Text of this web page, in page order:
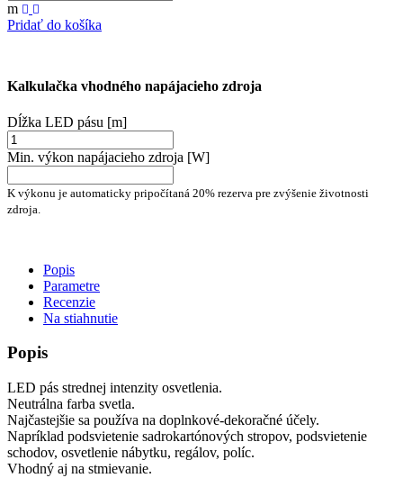
m
Pridať do košíka
Kalkulačka vhodného napájacieho zdroja
Dĺžka LED pásu [m]
Min. výkon napájacieho zdroja [W]
K výkonu je automaticky pripočítaná 20% rezerva pre zvýšenie životnosti
zdroja.
Popis
Parametre
Recenzie
Na stiahnutie
Popis
LED pás strednej intenzity osvetlenia.
Neutrálna farba svetla.
Najčastejšie sa používa na doplnkové-dekoračné účely.
Napríklad podsvietenie sadrokartónových stropov, podsvietenie
schodov, osvetlenie nábytku, regálov, políc.
Vhodný aj na stmievanie.